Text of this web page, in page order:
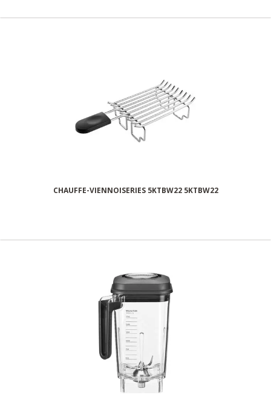
CHAUFFE-VIENNOISERIES 5KTBW22 5KTBW22